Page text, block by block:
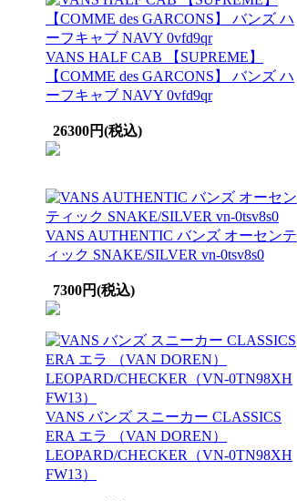
VANS HALF CAB 【SUPREME】
【COMME des GARCONS】 バンズ ハ
ーフキャブ NAVY 0vfd9qr
26300円(税込)
VANS AUTHENTIC バンズ オーセンテ
ィック SNAKE/SILVER vn-0tsv8s0
7300円(税込)
VANS バンズ スニーカー CLASSICS
ERA エラ （VAN DOREN）
LEOPARD/CHECKER（VN-0TN98XH
FW13）